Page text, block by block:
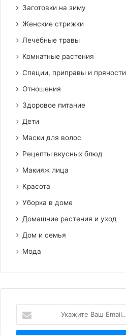
Заготовки на зиму
Женские стрижки
Лечебные травы
Комнатные растения
Специи, приправы и пряности
Отношения
Здоровое питание
Дети
Маски для волос
Рецепты вкусных блюд
Макияж лица
Красота
Уборка в доме
Домашние растения и уход
Дом и семья
Мода
Ваш
Email...